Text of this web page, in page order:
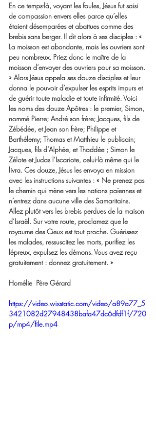
En ce temps-là, voyant les foules, Jésus fut saisi
de compassion envers elles parce qu’elles
étaient désemparées et abattues comme des
brebis sans berger. Il dit alors à ses disciples : «
La moisson est abondante, mais les ouvriers sont
peu nombreux. Priez donc le maître de la
moisson d’envoyer des ouvriers pour sa moisson.
» Alors Jésus appela ses douze disciples et leur
donna le pouvoir d’expulser les esprits impurs et
de guérir toute maladie et toute infirmité. Voici
les noms des douze Apôtres : le premier, Simon,
nommé Pierre; André son frère; Jacques, fils de
Zébédée, et Jean son frère; Philippe et
Barthélemy; Thomas et Matthieu le publicain;
Jacques, fils d’Alphée, et Thaddée ; Simon le
Zélote et Judas l’Iscariote, celui-là même qui le
livra. Ces douze, Jésus les envoya en mission
avec les instructions suivantes : « Ne prenez pas
le chemin qui mène vers les nations païennes et
n’entrez dans aucune ville des Samaritains.
Allez plutôt vers les brebis perdues de la maison
d’Israël. Sur votre route, proclamez que le
royaume des Cieux est tout proche. Guérissez
les malades, ressuscitez les morts, purifiez les
lépreux, expulsez les démons. Vous avez reçu
gratuitement : donnez gratuitement. »
Homélie  Père Gérard
https://video.wixstatic.com/video/a89a77_5
3421082d27948438bafa47dc6dfdf1f/720
p/mp4/file.mp4